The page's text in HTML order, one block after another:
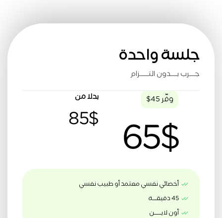
جلسة واحدة
جــــرب بــــدون التــــــزام
بدلا من
85$
وفّر 45$
65$
أخصائي نفسي معتمد أو طبيب نفسي
45 دقيقــــة
أون لايـــــــن